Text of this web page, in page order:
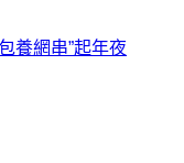
養網串”起年夜